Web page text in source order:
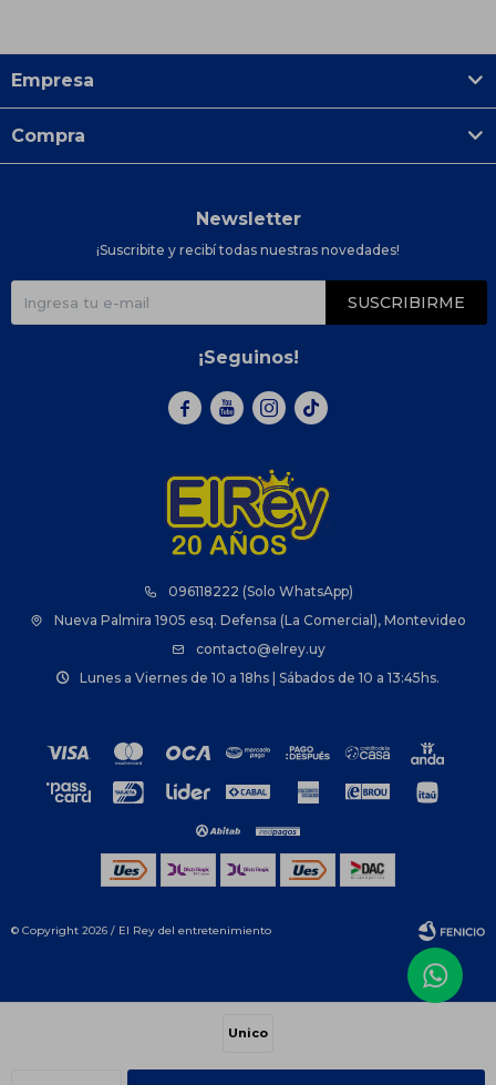
Unico
096118222 (Solo WhatsApp)
Nueva Palmira 1905 esq. Defensa (La Comercial), Montevideo
contacto@elrey.uy
Lunes a Viernes de 10 a 18hs | Sábados de 10 a 13:45hs.
Empresa
Compra
Newsletter
¡Suscribite y recibí todas nuestras novedades!
SUSCRIBIRME
¡Seguinos!
  
© Copyright 2026 / El Rey del entretenimiento